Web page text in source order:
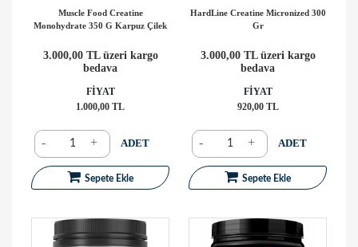
Muscle Food Creatine
Monohydrate 350 G Karpuz Çilek
3.000,00 TL üzeri kargo
bedava
FİYAT
1.000,00 TL
- + ADET
Sepete Ekle
HardLine Creatine Micronized 300
Gr
3.000,00 TL üzeri kargo
bedava
FİYAT
920,00 TL
- + ADET
Sepete Ekle